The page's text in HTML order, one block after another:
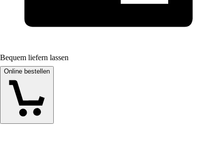
Bequem liefern lassen
Online bestellen